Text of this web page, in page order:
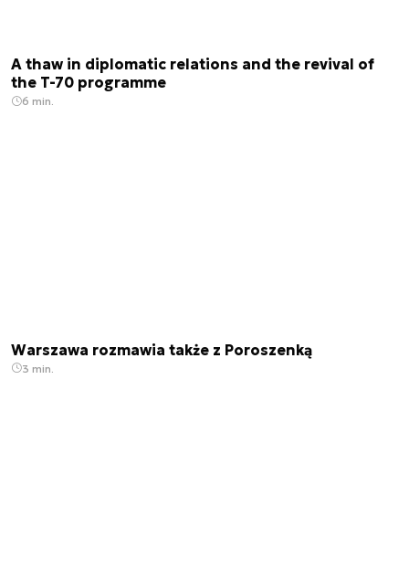
A thaw in diplomatic relations and the revival of
the T-70 programme
6 min.
Warszawa rozmawia także z Poroszenką
3 min.